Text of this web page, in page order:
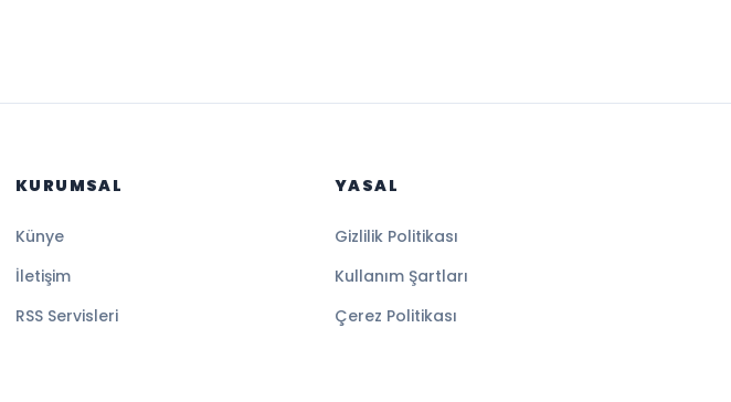
KURUMSAL
Künye
İletişim
RSS Servisleri
YASAL
Gizlilik Politikası
Kullanım Şartları
Çerez Politikası